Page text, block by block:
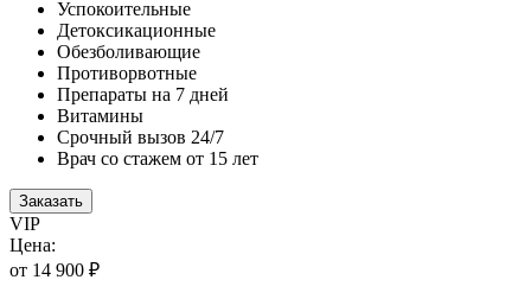
Успокоительные
Детоксикационные
Обезболивающие
Противорвотные
Препараты на 7 дней
Витамины
Срочный вызов 24/7
Врач со стажем от 15 лет
Заказать
VIP
Цена:
от 14 900 ₽